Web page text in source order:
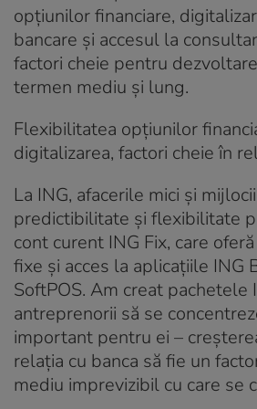
opțiunilor financiare,
bancare și accesul la
factori cheie pentru
termen mediu și lung.
Flexibilitatea opțiunilor
digitalizarea, factori cheie în
La ING, afacerile mici și
predictibilitate și flexibilitate
cont curent ING Fix, care
fixe și acces la aplicațiile ING
SoftPOS. Am creat pachetele
antreprenorii să se
important pentru ei –
relația cu banca să fie un
mediu imprevizibil cu care se